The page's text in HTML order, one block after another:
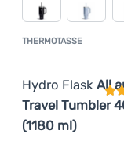
THERMOTASSE
Hydro Flask All
Travel Tumbler
(1180 ml)